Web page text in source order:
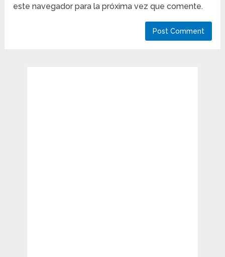
este navegador para la próxima vez que comente.